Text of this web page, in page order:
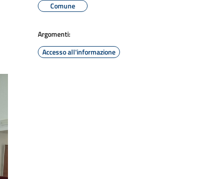
Comune
Argomenti:
Accesso all'informazione